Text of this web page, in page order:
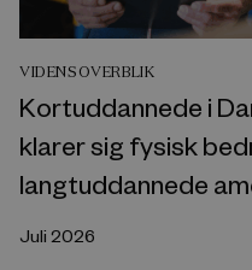
VIDENSOVERBLIK
Kortuddannede i
klarer sig fysisk
langtuddannede
Juli 2026